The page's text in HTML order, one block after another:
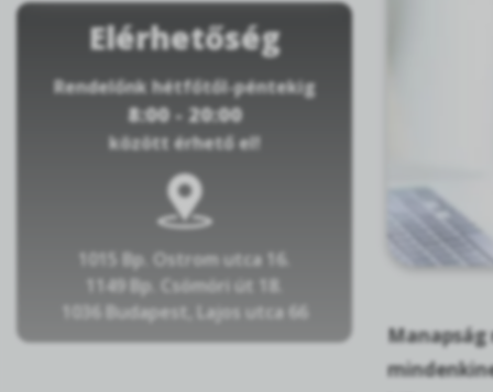
Elérhetőség
Rendelőnk hétfőtől-péntekig
8:00 - 20:00
között érhető el!
1015 Bp. Ostrom utca 16.
1149 Bp. Csömöri út 18.
1036 Budapest, Lajos utca 66
Manapság